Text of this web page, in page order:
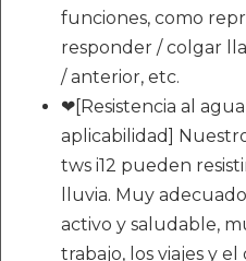
funciones, como
responder / colgar
/ anterior, etc.
❤[Resistencia al
aplicabilidad]
tws i12 pueden
lluvia. Muy
activo y saludable,
trabajo, los viajes y